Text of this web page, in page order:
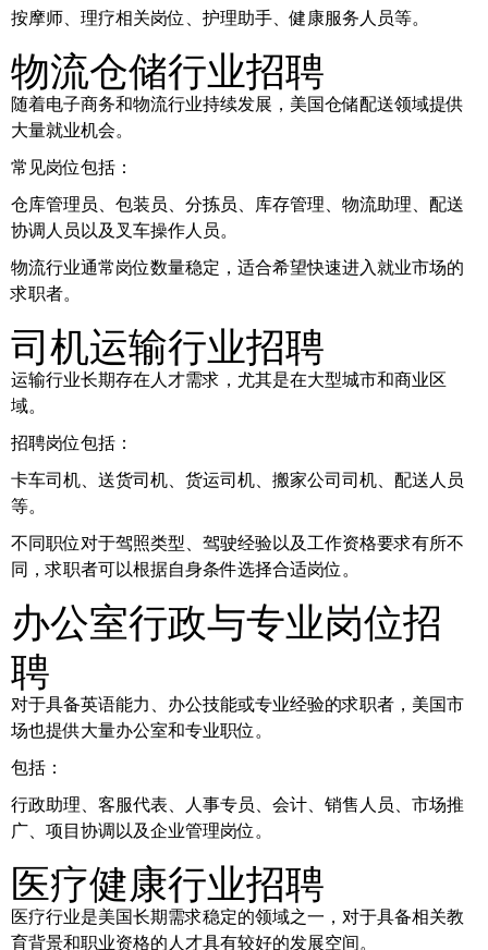
按摩师、理疗相关岗位、护理助手、健康服务人员等。
物流仓储行业招聘
随着电子商务和物流行业持续发展，美国仓储配送领域提供
大量就业机会。
常见岗位包括：
仓库管理员、包装员、分拣员、库存管理、物流助理、配送
协调人员以及叉车操作人员。
物流行业通常岗位数量稳定，适合希望快速进入就业市场的
求职者。
司机运输行业招聘
运输行业长期存在人才需求，尤其是在大型城市和商业区
域。
招聘岗位包括：
卡车司机、送货司机、货运司机、搬家公司司机、配送人员
等。
不同职位对于驾照类型、驾驶经验以及工作资格要求有所不
同，求职者可以根据自身条件选择合适岗位。
办公室行政与专业岗位招
聘
对于具备英语能力、办公技能或专业经验的求职者，美国市
场也提供大量办公室和专业职位。
包括：
行政助理、客服代表、人事专员、会计、销售人员、市场推
广、项目协调以及企业管理岗位。
医疗健康行业招聘
医疗行业是美国长期需求稳定的领域之一，对于具备相关教
育背景和职业资格的人才具有较好的发展空间。